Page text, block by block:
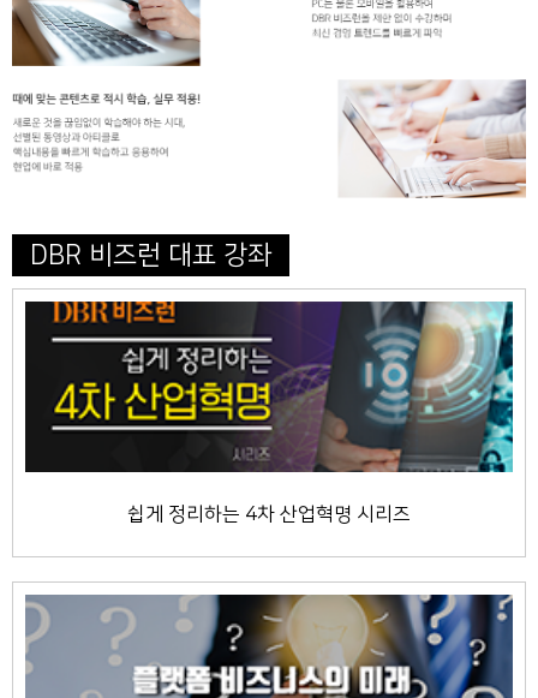
DBR 비즈런 대표 강좌
쉽게 정리하는 4차 산업혁명 시리즈